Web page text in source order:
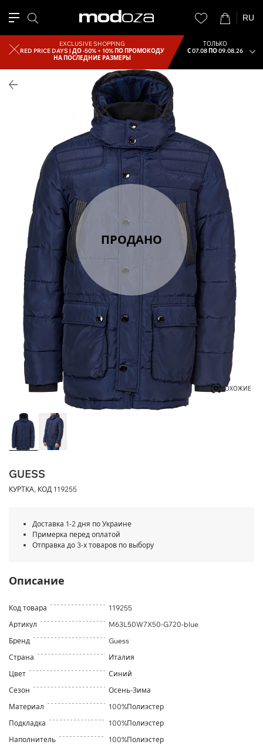
RU
EXCLUSIVE SHOPPING
RED PRICE DAYS |ДО -50% + 10% ПО ПРОМОКОДУ
НА ПОСЛЕДНИЕ РАЗМЕРЫ
ТОЛЬКО
С 07.08 ПО 09.08.26
ПОХОЖИЕ
ПРОДАНО
GUESS
КУРТКА, КОД 119255
Доставка 1-2 дня по Украине
Примерка перед оплатой
Отправка до 3-х товаров по выбору
Описание
Код товара
119255
Артикул
M63L50W7X50-G720-blue
Бренд
Guess
Страна
Италия
Цвет
Синий
Сезон
Осень-Зима
Материал
100%Полиэстер
Подкладка
100%Полиэстер
Наполнитель
100%Полиэстер